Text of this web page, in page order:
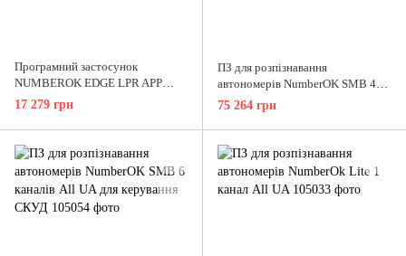
Програмний застосунок
NUMBEROK EDGE LPR APP
Hive для IP-камер Uniview для
контролю і керування доступом
автотранспорту
17 279 грн
ПЗ для розпізнавання
автономерів NumberOK SMB 4
канали All UA для керування
75 264 грн